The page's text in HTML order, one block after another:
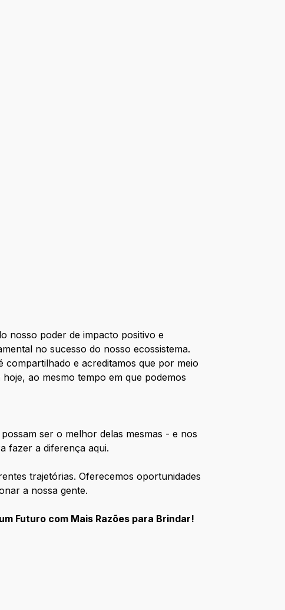
nosso poder de impacto positivo e
no sucesso do nosso ecossistema.
compartilhado e acreditamos que por meio
ao mesmo tempo em que podemos
ser o melhor delas mesmas - e nos
fazer a diferença aqui.
trajetórias. Oferecemos oportunidades
a nossa gente.
Futuro com Mais Razões para Brindar!